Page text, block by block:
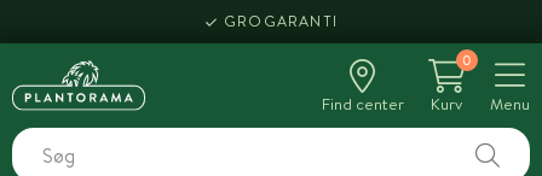
GROGARANTI
Find center
0
Kurv
Menu